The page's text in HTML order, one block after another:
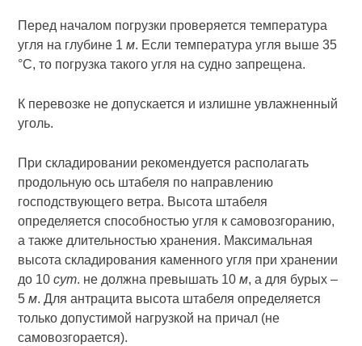
Перед началом погрузки проверяется температура
угля на глубине 1м. Если температура угля выше 35
°С, то погрузка такого угля на судно запрещена.
К перевозке не допускается и излишне увлажненный
уголь.
При складировании рекомендуется располагать
продольную ось штабеля по направлению
господствующего ветра. Высота штабеля
определяется способностью угля к самовозгоранию,
а также длительностью хранения. Максимальная
высота складирования каменного угля при хранении
до 10сут. не должна превышать 10м, а для бурых –
5м. Для антрацита высота штабеля определяется
только допустимой нагрузкой на причал (не
самовозгорается).